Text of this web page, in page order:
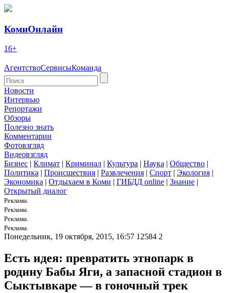
КомиОнлайн
16+
АгентствоСервисыКоманда
Новости
Интервью
Репортажи
Обзоры
Полезно знать
Комментарии
Фотовзгляд
Видеовзгляд
Бизнес | Климат | Криминал | Культура | Наука | Общество |
Политика | Происшествия | Развлечения | Спорт | Экология |
Экономика | Отдыхаем в Коми | ГИБДД online | Знание |
Открытый диалог
Реклама.
Реклама.
Реклама.
Реклама.
Понедельник, 19 октября, 2015, 16:57 12584 2
Есть идея: превратить этнопарк в
родину Бабы Яги, а запасной стадион в
Сыктывкаре — в гоночный трек